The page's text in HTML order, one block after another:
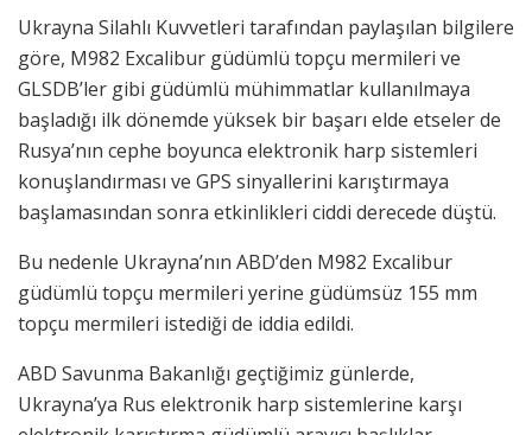
Ukrayna Silahlı Kuvvetleri tarafından paylaşılan bilgilere
göre, M982 Excalibur güdümlü topçu mermileri ve
GLSDB’ler gibi güdümlü mühimmatlar kullanılmaya
başladığı ilk dönemde yüksek bir başarı elde etseler de
Rusya’nın cephe boyunca elektronik harp sistemleri
konuşlandırması ve GPS sinyallerini karıştırmaya
başlamasından sonra etkinlikleri ciddi derecede düştü.
Bu nedenle Ukrayna’nın ABD’den M982 Excalibur
güdümlü topçu mermileri yerine güdümsüz 155 mm
topçu mermileri istediği de iddia edildi.
ABD Savunma Bakanlığı geçtiğimiz günlerde,
Ukrayna’ya Rus elektronik harp sistemlerine karşı